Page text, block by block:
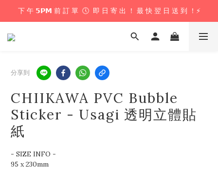
下 午 𝟱𝗣𝗠 前 訂 單  🕔  即 日 寄 出 ！ 最 快 翌 日 送 到 ！⚡️
下 午 𝟱𝗣𝗠 前 訂 單  🕔  即 日 寄 出 ！ 最 快 翌 日 送 到 ！⚡️
📦 購 物 滿 $𝟲𝟬𝟬 即 享 免 運 優 惠 ！ (公仔花束商品除外) 📦
下 午 𝟱𝗣𝗠 前 訂 單  🕔  即 日 寄 出 ！ 最 快 翌 日 送 到 ！⚡️
分享到
CHIIKAWA PVC Bubble
Sticker - Usagi 透明立體貼
紙
- SIZE INFO -
95 x 230mm